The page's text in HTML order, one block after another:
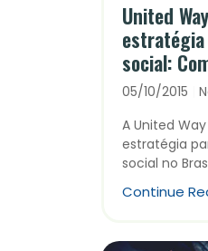
United
social:
05/10/2015
A United
estratégia
social no
Continue